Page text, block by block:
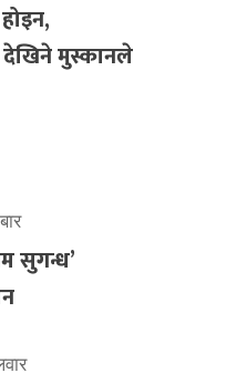
देखिने मुस्कानले
सुगन्ध’